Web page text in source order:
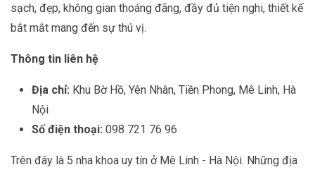
sạch, đẹp, không gian thoáng đãng, đầy đủ tiện nghi, thiết kế
bắt mắt mang đến sự thú vị.
Thông tin liên hệ
Địa chỉ: Khu Bờ Hồ, Yên Nhân, Tiền Phong, Mê Linh, Hà
Nội
Số điện thoại: 098 721 76 96
Trên đây là 5 nha khoa uy tín ở Mê Linh - Hà Nội. Những địa